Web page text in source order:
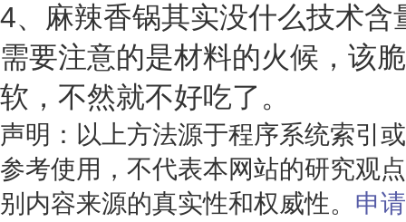
4、麻辣香锅其实没什么技术含
需要注意的是材料的火候，该
软，不然就不好吃了。
声明：以上方法源于程序系统索引
参考使用，不代表本网站的研究观
别内容来源的真实性和权威性。 申